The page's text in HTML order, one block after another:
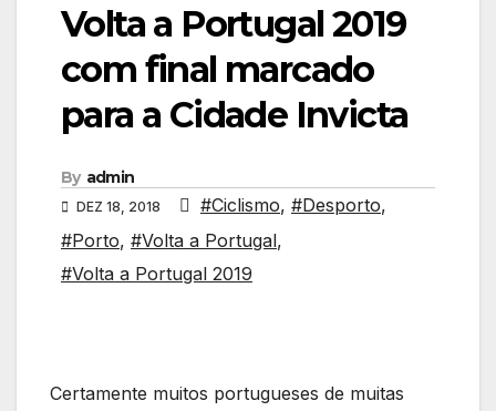
Volta a Portugal 2019
com final marcado
para a Cidade Invicta
By admin
DEZ 18, 2018 #Ciclismo, #Desporto,
#Porto, #Volta a Portugal,
#Volta a Portugal 2019
Certamente muitos portugueses de muitas